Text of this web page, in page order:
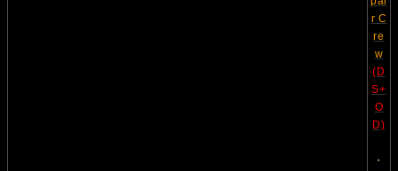
r C
re
w
(D
S+
O
D)
・